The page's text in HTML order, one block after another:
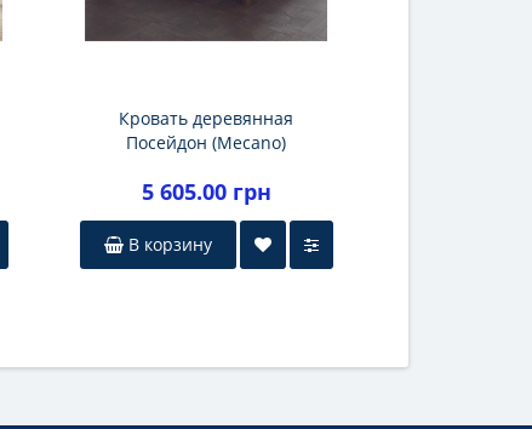
Кровать деревянная
Посейдон (Mecano)
5 605.00 грн
В корзину